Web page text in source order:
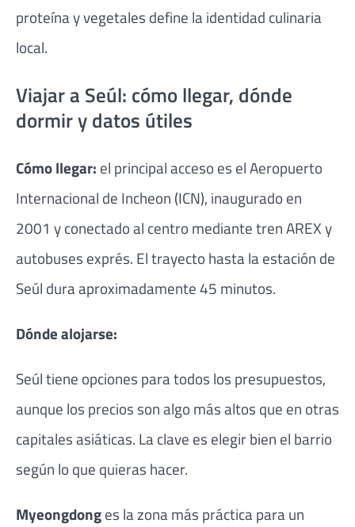
proteína y vegetales define la identidad culinaria
local.
Viajar a Seúl: cómo llegar, dónde
dormir y datos útiles
Cómo llegar: el principal acceso es el Aeropuerto
Internacional de Incheon (ICN), inaugurado en
2001 y conectado al centro mediante tren AREX y
autobuses exprés. El trayecto hasta la estación de
Seúl dura aproximadamente 45 minutos.
Dónde alojarse:
Seúl tiene opciones para todos los presupuestos,
aunque los precios son algo más altos que en otras
capitales asiáticas. La clave es elegir bien el barrio
según lo que quieras hacer.
Myeongdonges la zona más práctica para un